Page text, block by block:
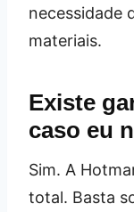
necessidade
materiais.
Existe
caso eu
Sim. A
total. Basta